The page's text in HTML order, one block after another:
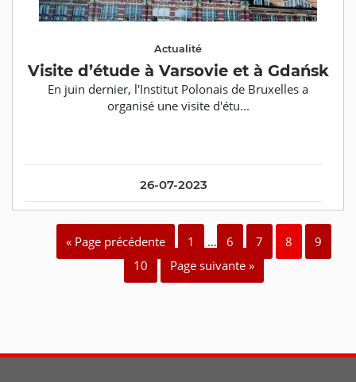
26-07-2023
Actualité
Visite d’étude à Varsovie et à Gdańsk
En juin dernier, l'Institut Polonais de Bruxelles a
organisé une visite d'étu...
« Page précédente 1 … 6 7 8
9
10
Page suivante »